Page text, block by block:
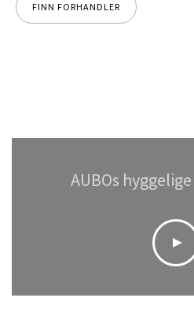
FINN FORHANDLER
AUBOs